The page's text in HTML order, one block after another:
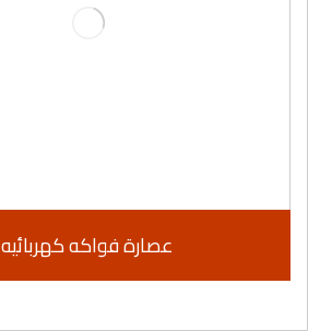
عصارة فواكه كهربائيه